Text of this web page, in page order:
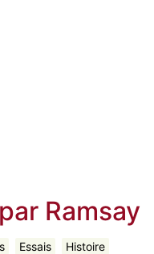
Ramsay
Essais
Histoire